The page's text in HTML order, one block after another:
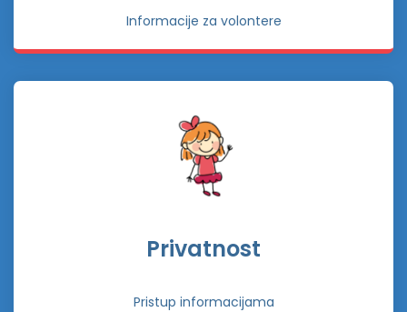
Informacije za volontere
Privatnost
Pristup informacijama